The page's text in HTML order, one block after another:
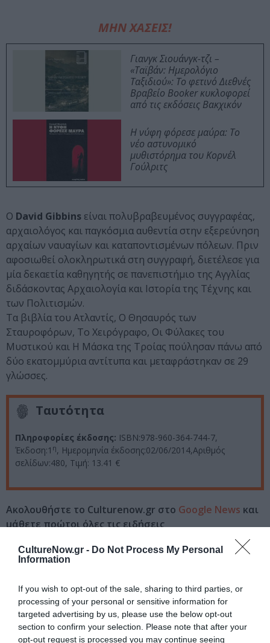
CultureNow.gr - Do Not Process My Personal
Information
If you wish to opt-out of the sale, sharing to third parties, or
processing of your personal or sensitive information for
targeted advertising by us, please use the below opt-out
section to confirm your selection. Please note that after your
opt-out request is processed you may continue seeing
ΜΗΝ ΧΑΣΕΙΣ!
Γιανγκ Σιουάνγκ-τζι –
«Ταϊβάν: Ημερολόγιο
Ταξιδιού»: Το φετινό Διεθνές
Βραβείο Booker κυκλοφορεί
από τις εκδόσεις Βακχικόν
Η νύφη φόρεσε μαύρα: Το
νέο αστυνομικό
μυθιστόρημα του Κορνέλ
Γούλριτς
Ο David Gibbins είναι πολυβραβευμένος συγγραφέας,
αρχαιολόγος και παγκόσμια αυθεντία στην εξερεύνηση
αρχαίων ναυαγίων και καταποντισμένων πόλεων. Πριν
αφοσιωθεί ολοκληρωτικά στη συγγραφή, διετέλεσε για
μία δεκαετία καθηγητής σε πανεπιστήμιο της Αγγλίας
διδάσκοντας Αρχαιολογία και Ιστορία της Τέχνης και
των Πολιτισμών.
Τα βιβλία του Ατλαντίς, Ο Θησαυρός των
Σταυροφόρων, Το Χειρόγραφο, Οι Φύλακες του
Mυστικού και Η Μάσκα της Τροίας πούλησαν πάνω από
δύο εκατομμύρια αντίτυπα και μεταφράστηκαν σε 29
γλώσσες.
Ταυτότητα
Πληροφορίες έκδοσης: ISBN:978-960-364-744-7,
Έκδοση:1 η, Ημερομηνία έκδοσης:02/06/2014,Αριθμός
σελίδων:480, Τιμή: 13.41 €
Ακολουθήστε το Culturenow.gr στο Google News και
μάθετε πρώτοι όλες τις ειδήσεις
Δείτε όλα τατελευταία νέαγια την Τέχνη και τον
Πολιτισμό στο
Νέοι Διαγωνισμοί❯
Tags